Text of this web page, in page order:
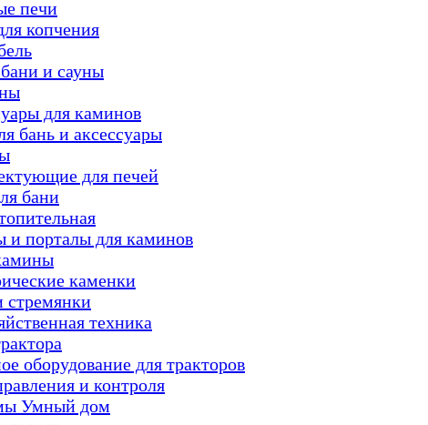
печи
копчения
и сауны
для каминов
бань и аксессуары
для печей
бани
и порталы для каминов
каменки
техника
оборудование для тракторов
и контроля
Умный дом